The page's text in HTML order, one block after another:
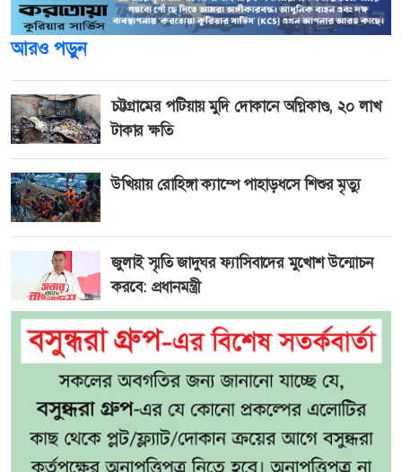
আরও পড়ুন
চট্টগ্রামের পটিয়ায় মুদি দোকানে অগ্নিকাণ্ড, ২০ লাখ
টাকার ক্ষতি
উখিয়ায় রোহিঙ্গা ক্যাম্পে পাহাড়ধসে শিশুর মৃত্যু
জুলাই স্মৃতি জাদুঘর ফ্যাসিবাদের মুখোশ উন্মোচন
করবে: প্রধানমন্ত্রী